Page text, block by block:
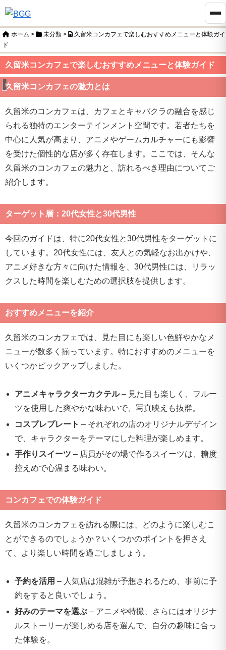
ホーム > 未分類 >
久留米コンカフェで楽しむおすすめメニューと体験ガイ
ド
久留米コンカフェで楽しむおすすめメニューと体験ガイド
未分類
久留米コンカフェの魅力とは
久留米のコンカフェは、カフェとキャバクラの融合を感じ
られる独特のエンターテインメント空間です。若者たちを
中心に人気が高まり、アニメやゲームカルチャーにも影響
を受けた個性的な店が多く存在します。ここでは、そんな
久留米のコンカフェの魅力と、訪れるべき理由についてご
紹介します。
ターゲット層：20代女性と30代男性
今回のガイドは、特に20代女性と30代男性をターゲットに
しています。20代女性には、友人との気軽なお出かけや、
アニメ好きな方々に向けた情報を、30代男性には、リラッ
クスした時間を楽しむための選択肢を提供します。
おすすめメニューを紹介
久留米のコンカフェでは、見た目にも楽しい色鮮やかなメ
ニューが数多く揃っています。特におすすめのメニューを
いくつかピックアップしました。
アニメキャラクターカクテル– 見た目も楽しく、フルー
ツを使用した爽やかな味わいで、写真映えも抜群。
コスプレプレート – それぞれの店のオリジナルデザイン
で、キャラクターをテーマにした料理が楽しめます。
手作りスイーツ – 店員がその場で作るスイーツは、糖度
控えめで心温まる味わい。
コンカフェでの体験ガイド
久留米のコンカフェを訪れる際には、どのように楽しむこ
とができるのでしょうか？いくつかのポイントを押さえ
て、より楽しい時間を過ごしましょう。
予約を活用 – 人気店は混雑が予想されるため、事前に予
約をすると良いでしょう。
好みのテーマを選ぶ – アニメや特撮、さらにはオリジナ
ルストーリーが楽しめる店を選んで、自分の趣味に合っ
た体験を。